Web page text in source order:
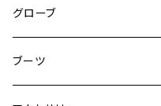
ニーグリップ
ウェア
アウター
シャツ
フルグリップ
ニーグリップ
シャツ
ウェア
ウエア
グローブ
ブーツ